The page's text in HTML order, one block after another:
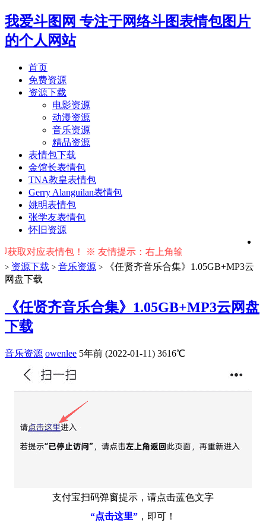
我爱斗图网 专注于网络斗图表情包图片
的个人网站
首页
免费资源
资源下载
电影资源
动漫资源
音乐资源
精品资源
表情包下载
金馆长表情包
TNA教皇表情包
Gerry Alanguilan表情包
姚明表情包
张学友表情包
怀旧资源
应表情包！ ※ 友情提示：右上角输入搜索词按回车键即可搜
> 资源下载 > 音乐资源 >
《任贤齐音乐合集》1.05GB+MP3云
网盘下载
《任贤齐音乐合集》1.05GB+MP3云网盘
下载
音乐资源 owenlee 5年前 (2022-01-11) 3616℃
支付宝扫码弹窗提示，请点击蓝色文字
“点击这里” ，即可！